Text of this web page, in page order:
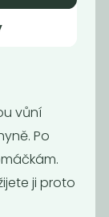
Kg
vůní
Po
ji proto